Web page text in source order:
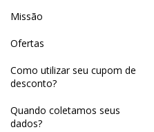
Missão
Ofertas
Como utilizar seu cupom de
desconto?
Quando coletamos seus
dados?